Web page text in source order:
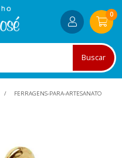
Buscar
0
FERRAGENS-PARA-ARTESANATO